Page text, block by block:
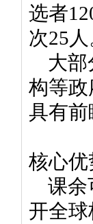
选者
次25
大
构等
具有
核心
课余
开全